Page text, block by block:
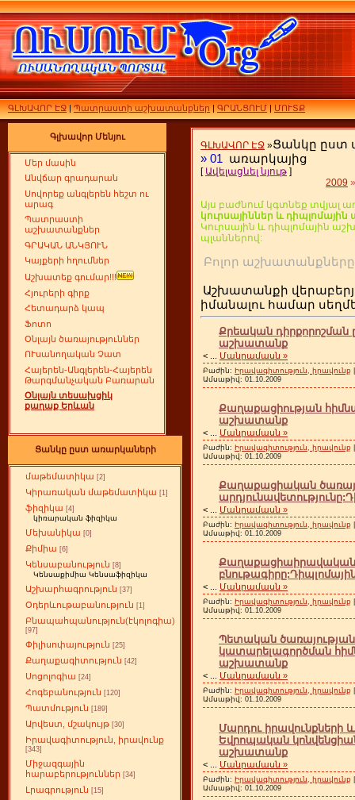
ԳԼԽԱՎՈՐ ԷՋ|Պատրաստի աշխատանքներ|ԳՐԱՆՑՈՒՄ|ՄՈՒՏՔ
Գլխավոր Մենյու
Մեր մասին
Անվճար գրադարան
Սովորեք անգլերեն հեշտ ու
արագ
Պատրաստի
աշխատանքներ
ԳՐԱԿԱՆ ԱՆԿՅՈՒՆ
Կայքերի հղումներ
Աշխատեք գումար!!!
Հյուրերի գիրք
Հետադարձ կապ
Ֆոտո
Օնլայն ծառայություններ
ՈՒսանողական Չատ
Հայերեն-Անգլերեն-Հայերեն
Թարգմանչական Բառարան
Օնլայն տեսախցիկ
քաղաք Երևան
Ցանկը ըստ առարկաների
մաթեմատիկա [2]
Կիրառական մաթեմատիկա [1]
ֆիզիկա [4]
կիռարական ֆիզիկա
Մեխանիկա [0]
Քիմիա [6]
Կենսաբանություն [8]
Կենսաքիմիա Կենսաֆիզիկա
Աշխարհագրություն [37]
Օդերևութաբանություն [1]
Բնապահպանություն(էկոլոգիա)
[97]
Փիլիսոփայություն [25]
Քաղաքագիտություն [42]
Սոցոլոգիա [24]
Հոգեբանություն [120]
Պատմություն [189]
Արվեստ, մշակույթ [30]
Իրավագիտություն, իրավունք
[343]
Միջազգային
հարաբերություններ [34]
Լրագրություն [15]
ԳԼԽԱՎՈՐ ԷՋ »Ցանկը ըստ
» 01 առարկայից
[ Ավելացնել նյութ ]
2009 »
Այս բաժնում կգտնեք տվյալ
կուրսայիններ և
Կուրսային և դիպլոմային
պլաններով:
Բոլոր
Աշխատանքի
իմանալու համար
Քրեական դիրքորոշման
աշխատանք
< Մանրամասն »
Բաժին: Իրավագիտություն, իրավունք
Ամսաթիվ: 01.10.2009
Քաղաքացիության
աշխատանք
< Մանրամասն »
Բաժին: Իրավագիտություն, իրավունք
Ամսաթիվ: 01.10.2009
Քաղաքացիական
< Մանրամասն »
Բաժին: Իրավագիտություն, իրավունք
Ամսաթիվ: 01.10.2009
Քաղաքացիաիրավական
< Մանրամասն »
Բաժին: Իրավագիտություն, իրավունք
Ամսաթիվ: 01.10.2009
Պետական
կատարելագործման
աշխատանք
< Մանրամասն »
Բաժին: Իրավագիտություն, իրավունք
Ամսաթիվ: 01.10.2009
Մարդու իրավունքների
Եվրոպական
աշխատանք
< Մանրամասն »
Բաժին: Իրավագիտություն, իրավունք
Ամսաթիվ: 01.10.2009